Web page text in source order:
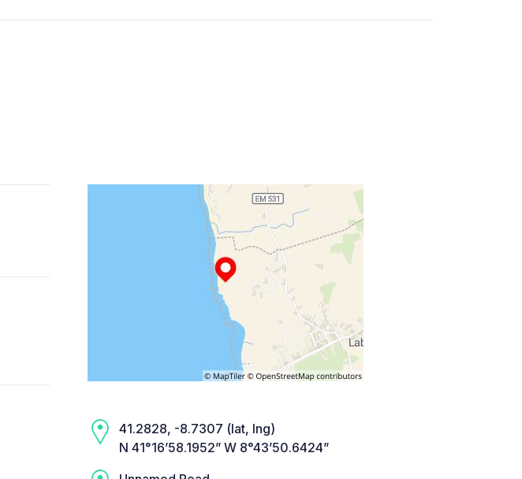
41.2828, -8.7307 (lat, lng)
N 41°16’58.1952” W 8°43’50.6424”